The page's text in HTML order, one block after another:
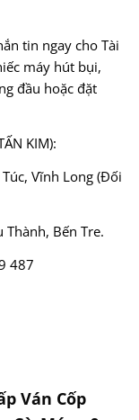
tin ngay cho Tài
máy hút bụi,
đầu hoặc đặt
KIM):
Vĩnh Long (Đối
Thành, Bến Tre.
487
Ván Cốp